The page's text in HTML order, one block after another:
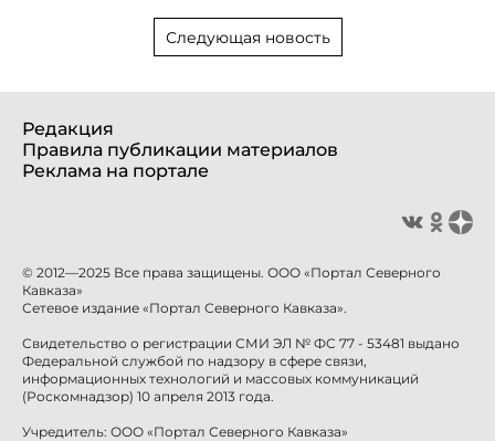
Следующая новость
Редакция
Правила публикации материалов
Реклама на портале
© 2012—2025 Все права защищены. ООО «Портал Северного
Кавказа»
Сетевое издание «Портал Северного Кавказа».
Свидетельство о регистрации СМИ ЭЛ № ФС 77 - 53481 выдано
Федеральной службой по надзору в сфере связи,
информационных технологий и массовых коммуникаций
(Роскомнадзор) 10 апреля 2013 года.
Учредитель: ООО «Портал Северного Кавказа»